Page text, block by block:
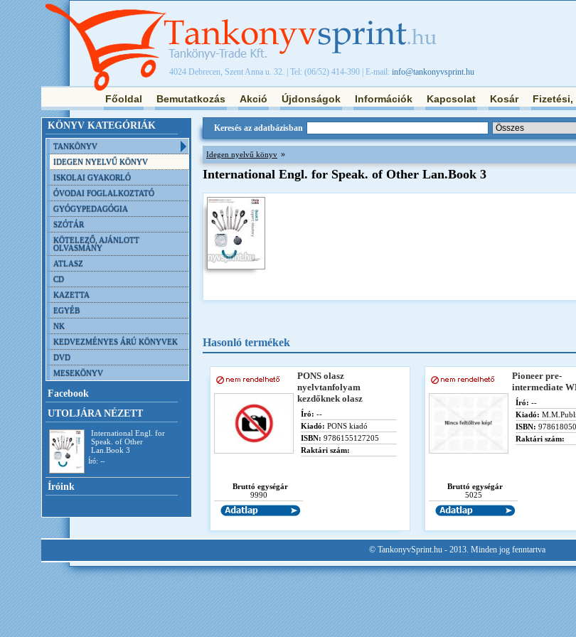
4024 Debrecen, Szent Anna u. 32. | Tel: (06/52) 414-390 | E-mail: info@tankonyvsprint.hu
Főoldal Bemutatkozás Akció Újdonságok Információk Kapcsolat Kosár
KÖNYV KATEGÓRIÁK
TANKÖNYV
IDEGEN NYELVŰ KÖNYV
ISKOLAI GYAKORLÓ
ÓVODAI FOGLALKOZTATÓ
GYÓGYPEDAGÓGIA
SZÓTÁR
KÖTELEZŐ, AJÁNLOTT
OLVASMÁNY
ATLASZ
CD
KAZETTA
EGYÉB
NK
KEDVEZMÉNYES ÁRÚ KÖNYVEK
DVD
MESEKÖNYV
Facebook
UTOLJÁRA NÉZETT
International Engl. for
Speak. of Other
Lan.Book 3
Író: --
Íróink
Keresés az adatbázisban
Idegen nyelvű könyv »
International Engl. for Speak. of Other Lan.Book 3
Hasonló termékek
PONS olasz
nyelvtanfolyam
kezdőknek olasz
Író: --
Kiadó: PONS kiadó
ISBN: 9786155127205
Raktári szám:
Bruttó egységár
9990
Pioneer pre-
intermediate
Író: --
Kiadó:
ISBN:
Raktári szám:
Bruttó egységár
5025
© TankonyvSprint.hu - 2013. Minden jog fenntartva